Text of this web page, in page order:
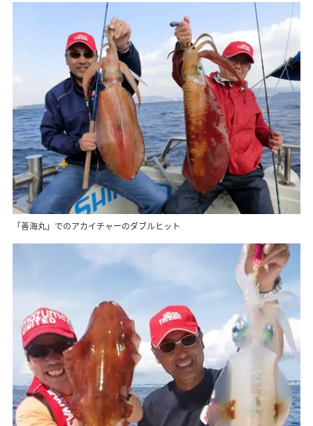
「善海丸」でのアカイチャーのダブルヒット